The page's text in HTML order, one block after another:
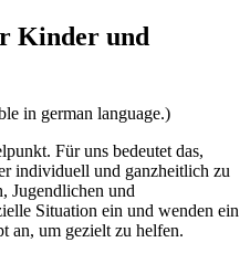
Kinder und
in german language.)
Für uns bedeutet das,
individuell und ganzheitlich zu
Jugendlichen und
Situation ein und wenden ein
an, um gezielt zu helfen.